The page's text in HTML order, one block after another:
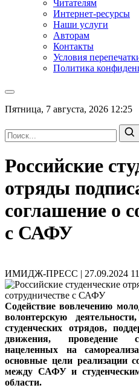
Читателям
Интернет-ресурсы
Наши услуги
Авторам
Контакты
Условия
Политика
Пятница, 7 августа, 2026 12:25
Российские
отряды
соглашение о
с САФУ
ИМИДЖ-ПРЕСС | 27.09.2024
Содействие вовлечению
волонтерскую
студенческих отрядов,
движения, проведение
нацеленных на
основные цели реализации
между САФУ и
области.